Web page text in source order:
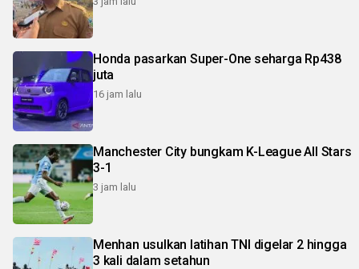
Honda pasarkan Super-One seharga Rp438
juta
16 jam lalu
Manchester City bungkam K-League All Stars
3-1
3 jam lalu
Menhan usulkan latihan TNI digelar 2 hingga
3 kali dalam setahun